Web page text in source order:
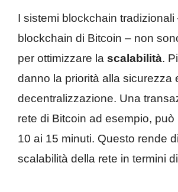
I sistemi blockchain tradizionali
blockchain di Bitcoin – non
per ottimizzare la scalabilità.
danno la priorità alla sicurezza
decentralizzazione. Una
rete di Bitcoin ad esempio, può
10 ai 15 minuti. Questo rende
scalabilità della rete in termini